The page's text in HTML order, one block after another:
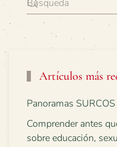
Artículos más
Panoramas
Comprender antes
sobre educación,